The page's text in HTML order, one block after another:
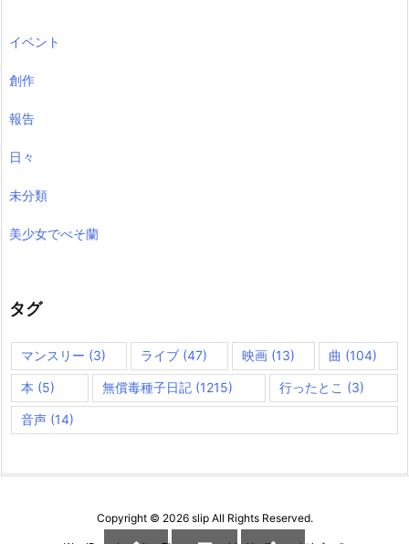
イベント
創作
報告
日々
未分類
美少女でべそ蘭
タグ
マンスリー (3) ライブ(47) 映画(13) 曲 (104)
本 (5) 無償毒種子日記(1215) 行ったとこ (3)
音声 (14)
Copyright © 2026 slipAll Rights Reserved.